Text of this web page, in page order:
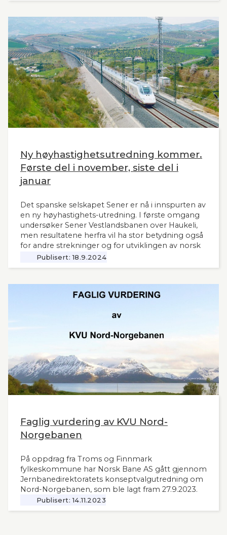
Ny høyhastighetsutredning kommer.
Første del i november, siste del i
januar
Det spanske selskapet Sener er nå i innspurten av
en ny høyhastighets-utredning. I første omgang
undersøker Sener Vestlandsbanen over Haukeli,
men resultatene herfra vil ha stor betydning også
for andre strekninger og for utviklingen av norsk
jernbane generelt. Norsk Bane, er oppdragsgiver
for utredningen.
Publisert: 18.9.2024
Faglig vurdering av KVU Nord-
Norgebanen
På oppdrag fra Troms og Finnmark
fylkeskommune har Norsk Bane AS gått gjennom
Jernbanedirektoratets konseptvalgutredning om
Nord-Norgebanen, som ble lagt fram 27.9.2023.
Publisert: 14.11.2023